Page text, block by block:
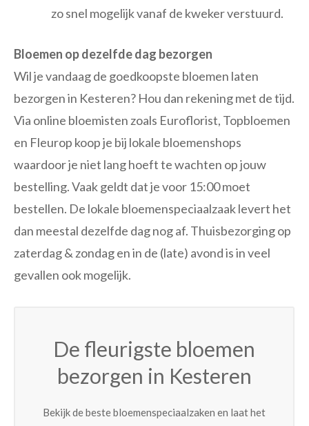
zo snel mogelijk vanaf de kweker verstuurd.
Bloemen op dezelfde dag bezorgen
Wil je vandaag de goedkoopste bloemen laten
bezorgen in Kesteren? Hou dan rekening met de tijd.
Via online bloemisten zoals Euroflorist, Topbloemen
en Fleurop koop je bij lokale bloemenshops
waardoor je niet lang hoeft te wachten op jouw
bestelling. Vaak geldt dat je voor 15:00 moet
bestellen. De lokale bloemenspeciaalzaak levert het
dan meestal dezelfde dag nog af. Thuisbezorging op
zaterdag & zondag en in de (late) avond is in veel
gevallen ook mogelijk.
De fleurigste bloemen
bezorgen in Kesteren
Bekijk de beste bloemenspeciaalzaken en laat het